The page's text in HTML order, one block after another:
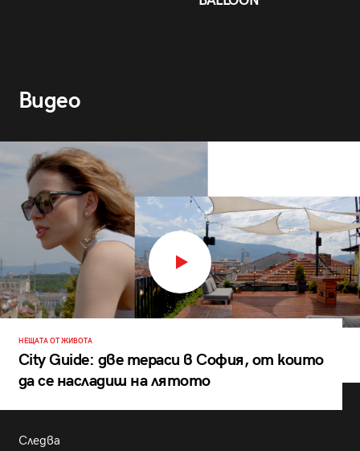
Видео
НЕЩАТА ОТ ЖИВОТА
City Guide: две тераси в София, от които
да се насладиш на лятото
Следва